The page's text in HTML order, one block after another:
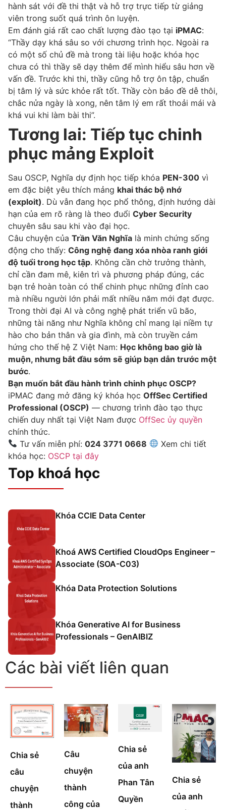
hành sát với đề thi thật và hỗ trợ trực tiếp từ giảng
viên trong suốt quá trình ôn luyện.
Em đánh giá rất cao chất lượng đào tạo tại iPMAC:
“Thầy dạy khá sâu so với chương trình học. Ngoài ra
có một số chủ đề mà trong tài liệu hoặc khóa học
chưa có thì thầy sẽ dạy thêm để mình hiểu sâu hơn về
vấn đề. Trước khi thi, thầy cũng hỗ trợ ôn tập, chuẩn
bị tâm lý và sức khỏe rất tốt. Thầy còn bảo đề dễ thôi,
chắc nửa ngày là xong, nên tâm lý em rất thoải mái và
khá vui khi làm bài thi”.
Tương lai: Tiếp tục chinh
phục mảng Exploit
Sau OSCP, Nghĩa dự định học tiếp khóa PEN-300 vì
em đặc biệt yêu thích mảng khai thác bộ nhớ
(exploit). Dù vẫn đang học phổ thông, định hướng dài
hạn của em rõ ràng là theo đuổi Cyber Security
chuyên sâu sau khi vào đại học.
Câu chuyện của Trần Văn Nghĩa là minh chứng sống
động cho thấy: Công nghệ đang xóa nhòa ranh giới
độ tuổi trong học tập. Không cần chờ trưởng thành,
chỉ cần đam mê, kiên trì và phương pháp đúng, các
bạn trẻ hoàn toàn có thể chinh phục những đỉnh cao
mà nhiều người lớn phải mất nhiều năm mới đạt được.
Trong thời đại AI và công nghệ phát triển vũ bão,
những tài năng như Nghĩa không chỉ mang lại niềm tự
hào cho bản thân và gia đình, mà còn truyền cảm
hứng cho thế hệ Z Việt Nam: Học không bao giờ là
muộn, nhưng bắt đầu sớm sẽ giúp bạn dẫn trước một
bước.
Bạn muốn bắt đầu hành trình chinh phục OSCP?
iPMAC đang mở đăng ký khóa học OffSec Certified
Professional (OSCP) — chương trình đào tạo thực
chiến duy nhất tại Việt Nam được OffSec ủy quyền
chính thức.
Tư vấn miễn phí:024 3771 0668
Xem chi tiết
khóa học: OSCP tại đây
Top khoá học
Khóa CCIE Data Center
Khoá AWS Certified CloudOps Engineer –
Associate (SOA-C03)
Khóa Data Protection Solutions
Khóa Generative AI for Business
Professionals – GenAIBIZ
Các bài viết liên quan
Chia sẻ
câu
chuyện
thành
Câu
chuyện
thành
công của
Chia sẻ
của anh
Phan Tân
Quyền
Chia sẻ
của anh